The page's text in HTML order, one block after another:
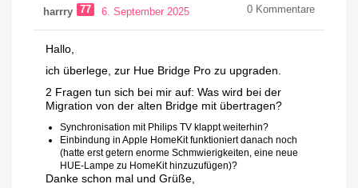
harrry 77 6. September 2025 0 Kommentare
Hallo,
ich überlege, zur Hue Bridge Pro zu upgraden.
2 Fragen tun sich bei mir auf: Was wird bei der
Migration von der alten Bridge mit übertragen?
Synchronisation mit Philips TV klappt weiterhin?
Einbindung in Apple HomeKit funktioniert danach noch
(hatte erst getern enorme Schmwierigkeiten, eine neue
HUE-Lampe zu HomeKit hinzuzufügen)?
Danke schon mal und Grüße,